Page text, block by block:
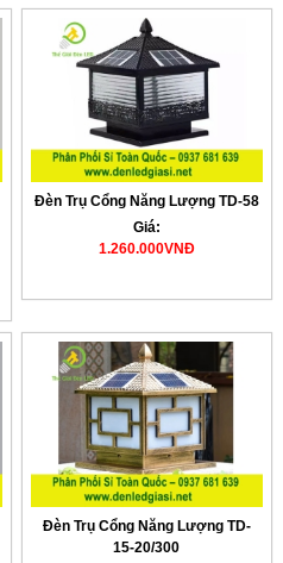
Đèn Trụ Cổng Năng Lượng TD-58
Giá:
1.260.000VNĐ
Đèn Trụ Cổng Năng Lượng TD-
15-20/300